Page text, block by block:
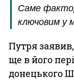
Саме
ключовим у
Путря
ще в його
донецького